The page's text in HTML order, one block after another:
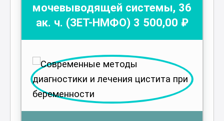
мочевыводящей системы, 36
ак. ч. (ЗЕТ-НМФО) 3 500,00 ₽